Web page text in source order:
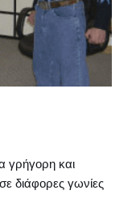
γρήγορη και
διάφορες γωνίες